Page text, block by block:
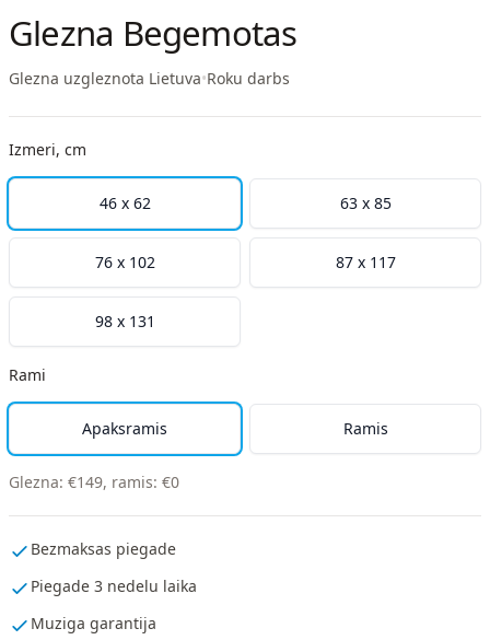
Glezna Begemotas
Glezna uzgleznota Lietuva•Roku darbs
Izmeri, cm
46 x 62 63 x 85
76 x 102 87 x 117
98 x 131
Rami
Apaksramis Ramis
Glezna: €149, ramis: €0
Bezmaksas piegade
Piegade 3 nedelu laika
Muziga garantija